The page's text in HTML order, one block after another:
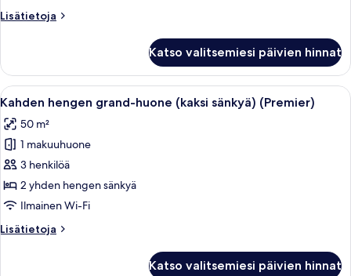
(Premier)
Lisätietoja
Lisätietoja
1
suuri
parisänky
Katso valitsemiesi päivien hinnat
Avaa
kaikki
huonetyypin
Kahden
hengen
grand-
huone
sänkyä)
Hotellihuone, jossa on suuri sänky,
6
Kahden hengen grand-huone (kaksi sänkyä) (Premier)
50 m²
1 makuuhuone
3 henkilöä
2 yhden hengen sänkyä
Ilmainen Wi-Fi
Lisätietoja
Lisätietoja
Katso valitsemiesi päivien hinnat